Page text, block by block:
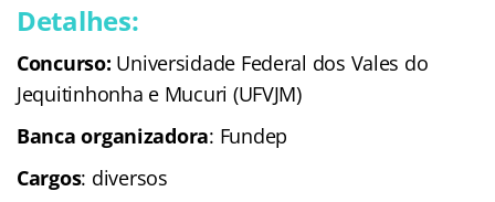
Detalhes:
Concurso: Universidade Federal dos Vales do
Jequitinhonha e Mucuri (UFVJM)
Banca organizadora: Fundep
Cargos: diversos